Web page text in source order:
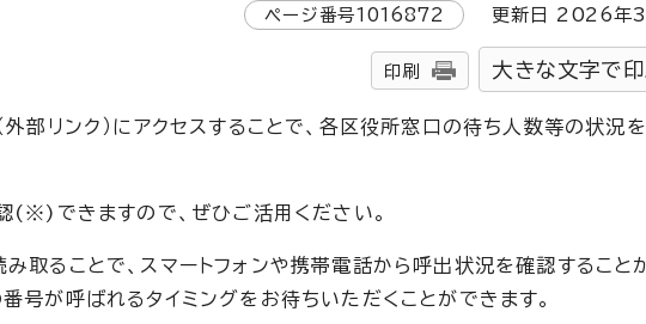
ページ番号1016872 更新日 2026年3
印刷 大きな文字で印
外部リンク）にアクセスすることで、各区役所窓口の待ち人数等の状況
(※)できますので、ぜひご活用ください。
取ることで、スマートフォンや携帯電話から呼出状況を確認すること
号が呼ばれるタイミングをお待ちいただくことができます。